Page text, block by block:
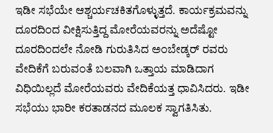
ಇಡೀ ಸಭೆಯೇ ಆಶ್ಚರ್ಯಚಕಿತಗೊಳ್ಳುತ್ತದೆ. ಕಾರ್ಯಕ್ರಮವನ್ನು
ದೂರದಿಂದ ವೀಕ್ಷಿಸುತ್ತಿದ್ದ ಮೋರೆಯವರನ್ನು ಅದೆಷ್ಟೋ
ದೂರದಿಂದಲೇ ನೋಡಿ ಗುರುತಿಸಿದ ಅಂಬೇಡ್ಕರ್ ರವರು
ವೇದಿಕೆಗೆ ಬರುವಂತೆ ಬಲವಾಗಿ ಒತ್ತಾಯ ಮಾಡಿದಾಗ
ವಿಧಿಯಿಲ್ಲದೆ ಮೋರೆಯವರು ವೇದಿಕೆಯತ್ತ ಧಾವಿಸಿದರು. ಇಡೀ
ಸಭೆಯು ಭಾರೀ ಕರತಾಡನದ ಮೂಲಕ ಸ್ವಾಗತಿಸಿತು.